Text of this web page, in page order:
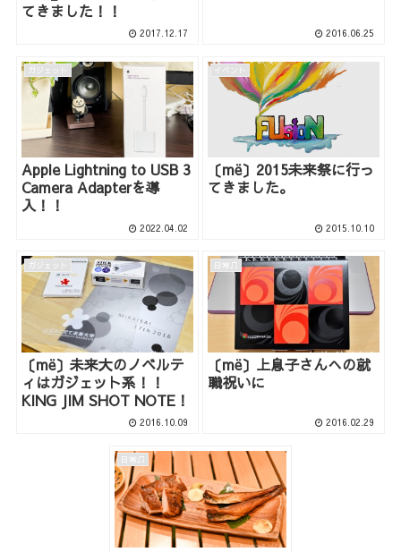
てきました！！
2017.12.17 2016.06.25
ガジェット
Apple Lightning to USB 3
Camera Adapterを導
入！！
2022.04.02
イベント
〔më〕2015未来祭に行っ
てきました。
2015.10.10
ガジェット
〔më〕未来大のノベルテ
ィはガジェット系！！
KING JIM SHOT NOTE！
2016.10.09
日常♫
〔më〕上息子さんへの就
職祝いに
2016.02.29
日常♫